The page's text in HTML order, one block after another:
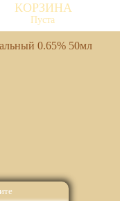
КОРЗИНА
Пуста
0.65% 50мл